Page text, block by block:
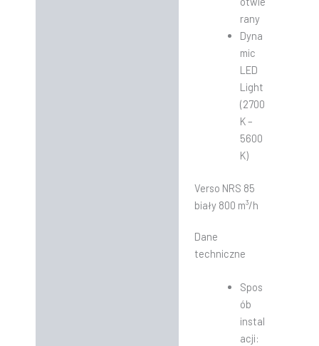
rany
Dyna
mic
LED
Light
(2700
K –
5600
K)
Verso NRS 85
biały 800 m³/h
Dane
techniczne
Spos
ób
instal
acji: